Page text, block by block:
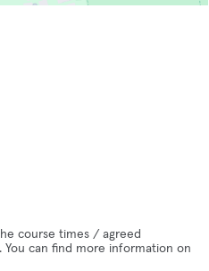
course times / agreed
can find more information on